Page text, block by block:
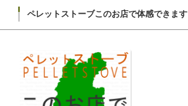
ペレットストーブこのお店で体感できます